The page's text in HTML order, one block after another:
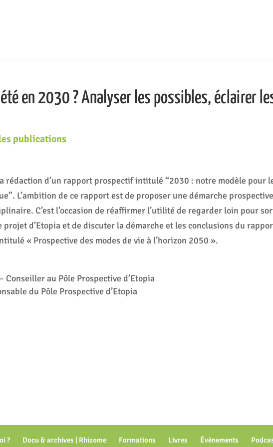
en 2030 ? Analyser les possibles, éclairer
publications
rédaction d’un rapport prospectif intitulé “2030 : notre modèle pour
L’ambition de ce rapport est de proposer une démarche
C’est l’occasion de réaffirmer l’utilité de regarder loin pour
projet d’Etopia et de discuter la démarche et les conclusions du
« Prospective des modes de vie à l’horizon 2050 ».
– Conseiller au Pôle Prospective d’Etopia
du Pôle Prospective d’Etopia
? Docu & archives | Rhizome Formations Livres Évènements